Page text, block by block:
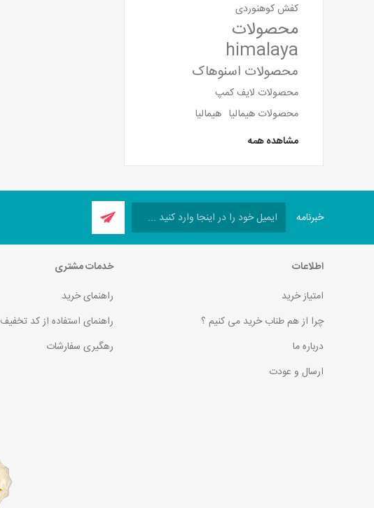
کفش کوهنوردی
محصولات
himalaya
محصولات اسنوهاک
محصولات لایف کمپ
محصولات هیمالیا هیمالیا
مشاهده همه
خبرنامه
اطلاعات
امتیاز خرید
چرا از هم طناب خرید می کنیم ؟
درباره ما
ارسال و عودت
خدمات مشتری
راهنمای خرید
راهنمای استفاده از کد تخفیف
رهگیری سفارشات